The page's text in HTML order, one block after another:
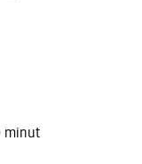
minut